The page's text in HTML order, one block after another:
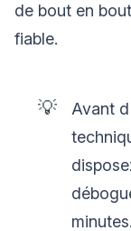
de bout en
fiable.
💡
Avant